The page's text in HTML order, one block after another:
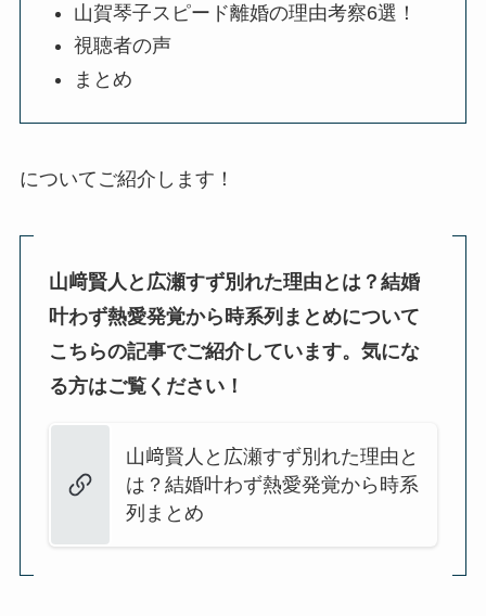
山賀琴子スピード離婚の理由考察6選！
視聴者の声
まとめ
についてご紹介します！
山﨑賢人と広瀬すず別れた理由とは？結婚
叶わず熱愛発覚から時系列まとめについて
こちらの記事でご紹介しています。気にな
る方はご覧ください！
山﨑賢人と広瀬すず別れた理由と
は？結婚叶わず熱愛発覚から時系
列まとめ